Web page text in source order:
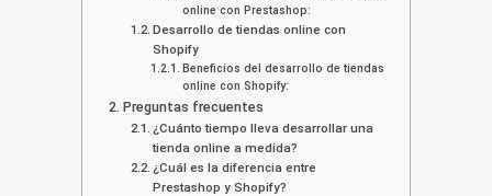
online con Prestashop:
Desarrollo de tiendas online con
Shopify
Beneficios del desarrollo de tiendas
online con Shopify:
Preguntas frecuentes
¿Cuánto tiempo lleva desarrollar una
tienda online a medida?
¿Cuál es la diferencia entre
Prestashop y Shopify?